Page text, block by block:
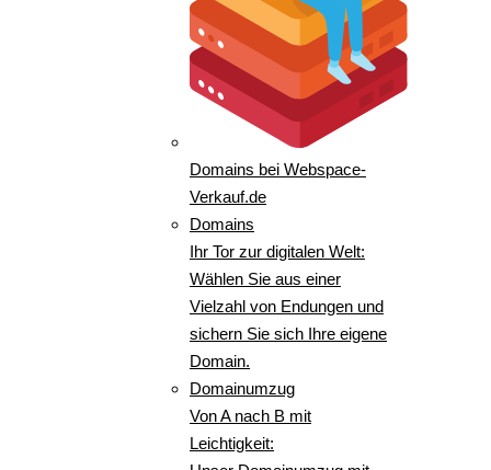
Domains bei Webspace-
Verkauf.de
Domains
Ihr Tor zur digitalen Welt:
Wählen Sie aus einer
Vielzahl von Endungen und
sichern Sie sich Ihre eigene
Domain.
Domainumzug
Von A nach B mit
Leichtigkeit: